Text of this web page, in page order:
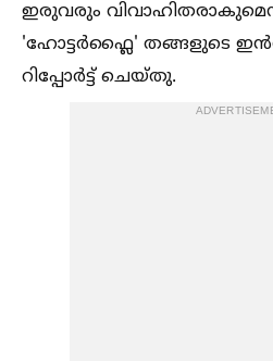
ഇരുവരും
'ഹോട്ടർഫ്ലൈ' തങ്ങളുടെ
റിപ്പോർട്ട് ചെയ്തു.